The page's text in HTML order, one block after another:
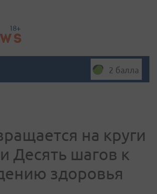
2 балла
на круги
Десять шагов к
здоровья